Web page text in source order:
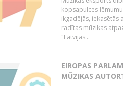
kopsapulces
ikgadējās, iekasētās
radītas mūzikas
"Latvijas...
EIROPAS
MŪZIKAS